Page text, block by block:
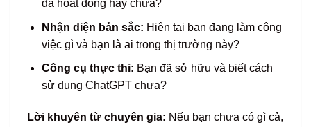
đã hoạt động hay chưa?
Nhận diện bản sắc: Hiện tại bạn đang làm công
việc gì và bạn là ai trong thị trường này?
Công cụ thực thi: Bạn đã sở hữu và biết cách
sử dụng ChatGPT chưa?
Lời khuyên từ chuyên gia: Nếu bạn chưa có gì cả,